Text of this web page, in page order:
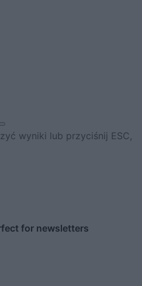
wyniki lub przyciśnij ESC,
for newsletters